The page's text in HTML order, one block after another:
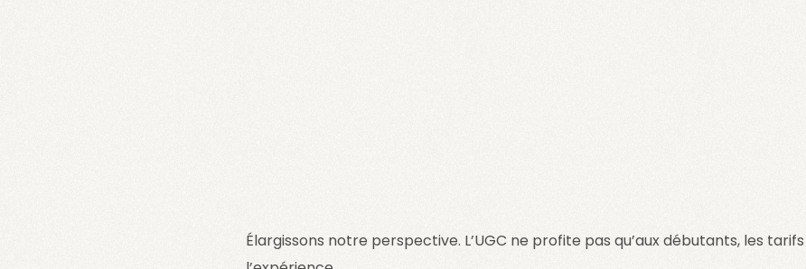
Élargissons notre perspective. L’UGC ne profite pas qu’aux débutants, les